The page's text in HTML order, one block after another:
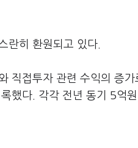
란히 환원되고 있다.
직접투자 관련 수익의 증가
했다. 각각 전년 동기 5억